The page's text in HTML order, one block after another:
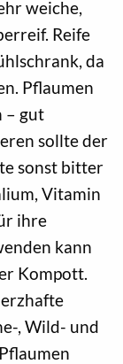
weiche,
Reife
da
Pflaumen
– gut
sollte der
sonst bitter
Vitamin
ihre
kann
Kompott.
, Wild- und